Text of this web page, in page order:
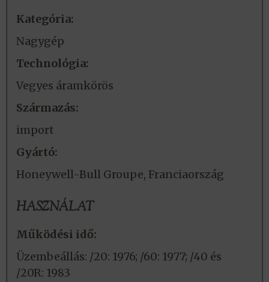
Kategória:
Nagygép
Technológia:
Vegyes áramkörös
Származás:
import
Gyártó:
Honeywell-Bull Groupe, Franciaország
HASZNÁLAT
Működési idő:
Üzembeállás: /20: 1976; /60: 1977; /40 és
/20R: 1983